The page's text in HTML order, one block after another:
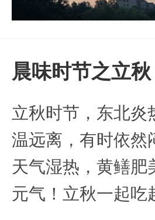
晨味时节之立秋
立秋时节，东北炎
温远离，有时依然
天气湿热，黄鳝肥
元气！立秋一起吃